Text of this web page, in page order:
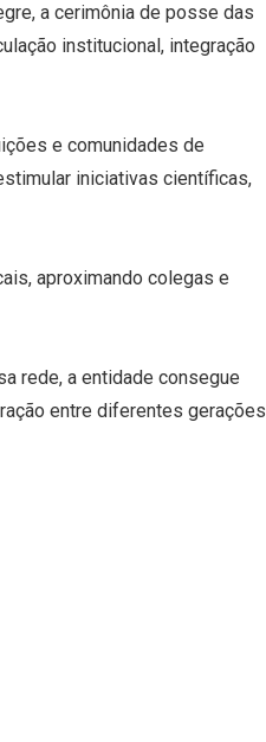
a cerimônia de posse das
institucional, integração
e comunidades de
iniciativas científicas,
aproximando colegas e
rede, a entidade consegue
entre diferentes gerações